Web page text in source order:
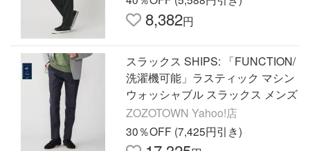
8,382円
スラックス SHIPS: 「FUNCTION/
洗濯機可能」ラスティック マシン
ウォッシャブル スラックス メンズ
ZOZOTOWN Yahoo!店
30％OFF (7,425円引き)